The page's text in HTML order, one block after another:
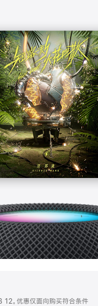
12。优惠仅面向购买符合条件